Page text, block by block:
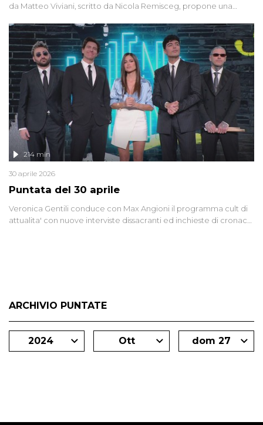
da Matteo Viviani, scritto da Nicola Remisceg, propone una
di settore - su quanto la guerra sia diventata una realtà pervasiva.
Anche se l'Italia non è direttamente coinvolta in conflitti armati, il
contesto globale rende impossibile considerarla un fenomeno
lontano.
Puntata del 30 aprile
214 min
30 aprile 2026
Veronica Gentili conduce con Max Angioni il programma cult di
attualita' con nuove interviste dissacranti ed inchieste di cronaca
ARCHIVIO PUNTATE
2024 Ott dom 27